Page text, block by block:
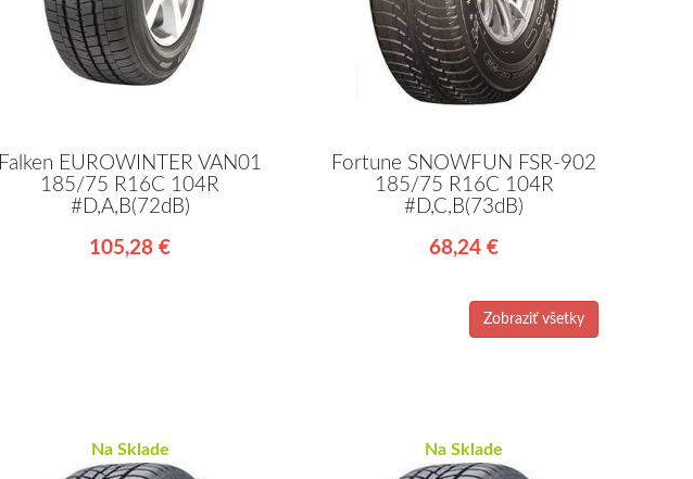
Falken EUROWINTER VAN01
185/75 R16C 104R
#D,A,B(72dB)
105,28 €
Fortune SNOWFUN FSR-902
185/75 R16C 104R
#D,C,B(73dB)
68,24 €
Zobraziť všetky
Na Sklade Na Sklade